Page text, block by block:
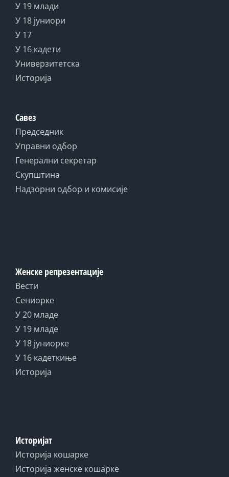
У 19 млади
У 18 јуниори
У 17
У 16 кадети
Универзитетска
Историја
Савез
Председник
Управни одбор
Генерални секретар
Скупштина
Надзорни одбор и комисије
Женске репрезентације
Вести
Сениорке
У 20 младе
У 19 младе
У 18 јуниорке
У 16 кадеткиње
Историја
Историјат
Историја кошарке
Историја женске кошарке